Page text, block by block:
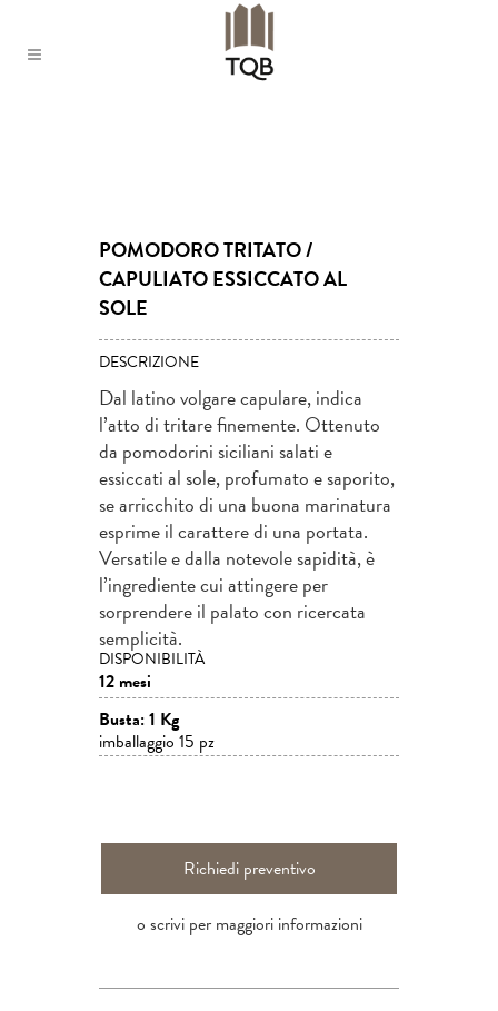
POMODORO TRITATO /
CAPULIATO ESSICCATO AL
SOLE
DESCRIZIONE
Dal latino volgare capulare, indica
l’atto di tritare finemente. Ottenuto
da pomodorini siciliani salati e
essiccati al sole, profumato e saporito,
se arricchito di una buona marinatura
esprime il carattere di una portata.
Versatile e dalla notevole sapidità, è
l’ingrediente cui attingere per
sorprendere il palato con ricercata
semplicità.
DISPONIBILITÀ
12 mesi
Busta: 1 Kg
imballaggio 15 pz
Richiedi preventivo
o scrivi per maggiori informazioni